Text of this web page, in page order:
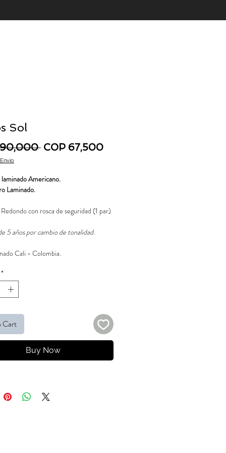
Sol
90,000 Regular Price
COP 67,500Sale Price
Americano.
Laminado.
con rosca de seguridad (1 par)
5 años por cambio de tonalidad.
Cali - Colombia.
*
Cart
Buy Now